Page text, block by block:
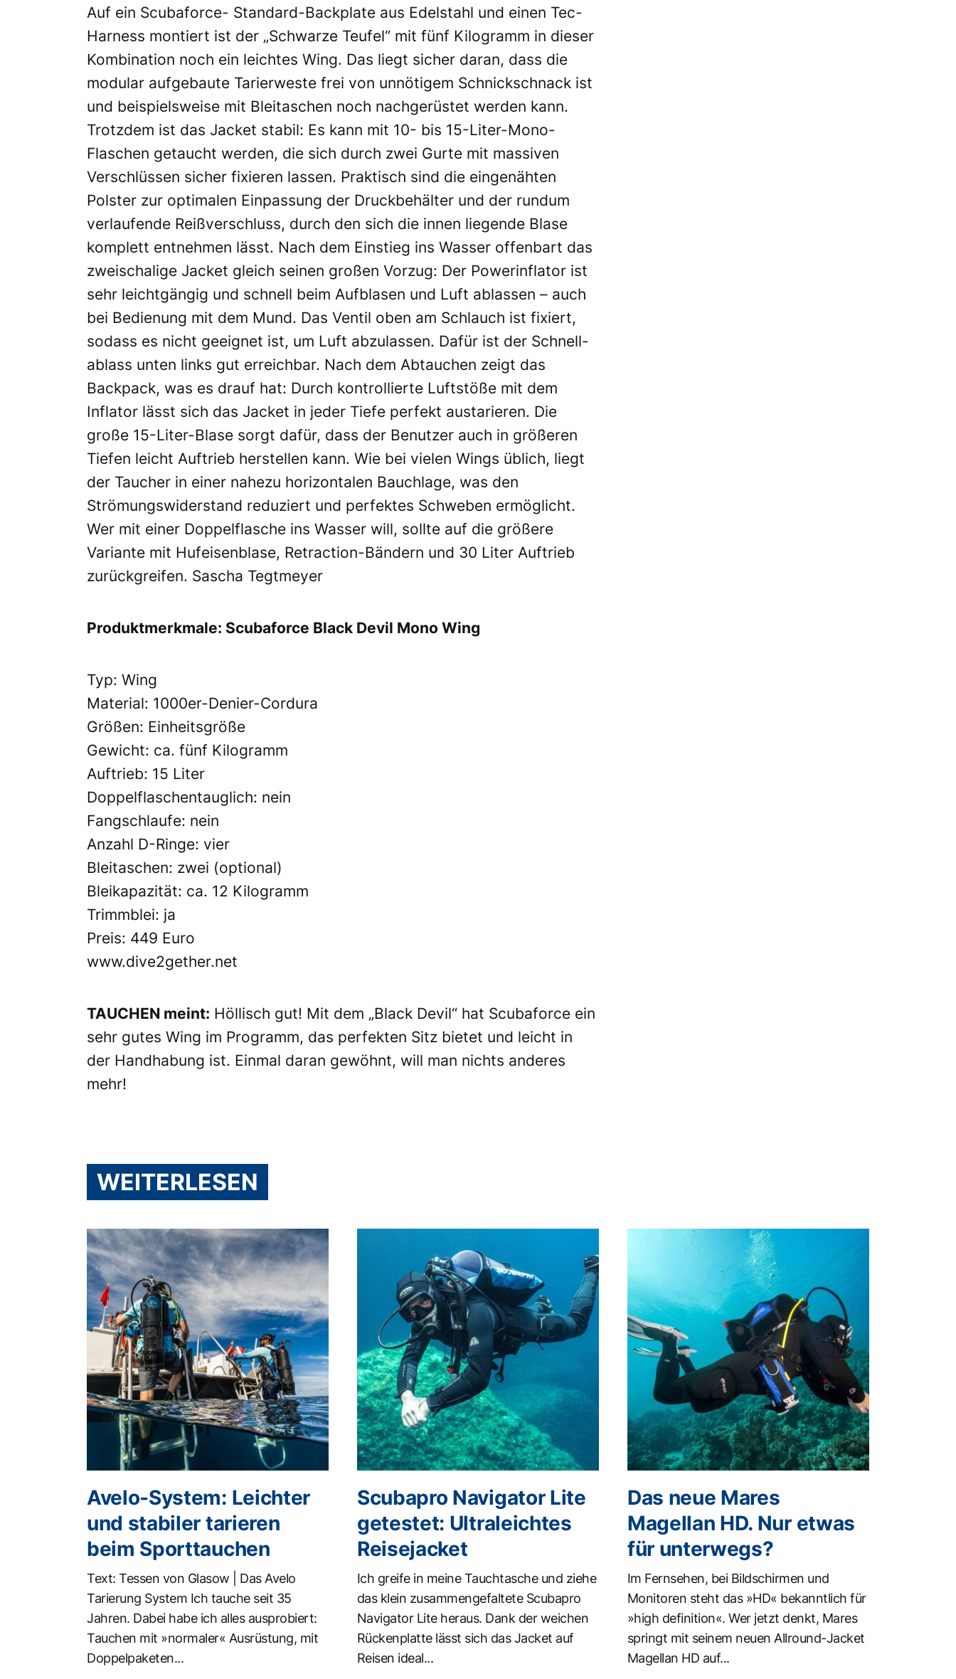
Auf ein Scubaforce- Standard-Backplate aus Edelstahl und einen Tec-
Harness montiert ist der „Schwarze Teufel“ mit fünf Kilogramm in dieser
Kombination noch ein leichtes Wing. Das liegt sicher daran, dass die
modular aufgebaute Tarierweste frei von unnötigem Schnickschnack ist
und beispielsweise mit Bleitaschen noch nachgerüstet werden kann.
Trotzdem ist das Jacket stabil: Es kann mit 10- bis 15-Liter-Mono-
Flaschen getaucht werden, die sich durch zwei Gurte mit massiven
Verschlüssen sicher fixieren lassen. Praktisch sind die eingenähten
Polster zur optimalen Einpassung der Druckbehälter und der rundum
verlaufende Reißverschluss, durch den sich die innen liegende Blase
komplett entnehmen lässt. Nach dem Einstieg ins Wasser offenbart das
zweischalige Jacket gleich seinen großen Vorzug: Der Powerinflator ist
sehr leichtgängig und schnell beim Aufblasen und Luft ablassen – auch
bei Bedienung mit dem Mund. Das Ventil oben am Schlauch ist fixiert,
sodass es nicht geeignet ist, um Luft abzulassen. Dafür ist der Schnell-
ablass unten links gut erreichbar. Nach dem Abtauchen zeigt das
Backpack, was es drauf hat: Durch kontrollierte Luftstöße mit dem
Inflator lässt sich das Jacket in jeder Tiefe perfekt austarieren. Die
große 15-Liter-Blase sorgt dafür, dass der Benutzer auch in größeren
Tiefen leicht Auftrieb herstellen kann. Wie bei vielen Wings üblich, liegt
der Taucher in einer nahezu horizontalen Bauchlage, was den
Strömungswiderstand reduziert und perfektes Schweben ermöglicht.
Wer mit einer Doppelflasche ins Wasser will, sollte auf die größere
Variante mit Hufeisenblase, Retraction-Bändern und 30 Liter Auftrieb
zurückgreifen. Sascha Tegtmeyer
Produktmerkmale: Scubaforce Black Devil Mono Wing
Typ: Wing
Material: 1000er-Denier-Cordura
Größen: Einheitsgröße
Gewicht: ca. fünf Kilogramm
Auftrieb: 15 Liter
Doppelflaschentauglich: nein
Fangschlaufe: nein
Anzahl D-Ringe: vier
Bleitaschen: zwei (optional)
Bleikapazität: ca. 12 Kilogramm
Trimmblei: ja
Preis: 449 Euro
www.dive2gether.net
TAUCHEN meint: Höllisch gut! Mit dem „Black Devil“ hat Scubaforce ein
sehr gutes Wing im Programm, das perfekten Sitz bietet und leicht in
der Handhabung ist. Einmal daran gewöhnt, will man nichts anderes
mehr!
WEITERLESEN
Avelo-System: Leichter
und stabiler tarieren
beim Sporttauchen
Text: Tessen von Glasow | Das Avelo
Tarierung System Ich tauche seit 35
Jahren. Dabei habe ich alles ausprobiert:
Tauchen mit »normaler« Ausrüstung, mit
Doppelpaketen...
Scubapro Navigator Lite
getestet: Ultraleichtes
Reisejacket
Ich greife in meine Tauchtasche und ziehe
das klein zusammengefaltete Scubapro
Navigator Lite heraus. Dank der weichen
Rückenplatte lässt sich das Jacket auf
Reisen ideal...
Das neue Mares
Magellan HD. Nur etwas
für unterwegs?
Im Fernsehen, bei Bildschirmen und
Monitoren steht das »HD« bekanntlich für
»high definition«. Wer jetzt denkt, Mares
springt mit seinem neuen Allround-Jacket
Magellan HD auf...